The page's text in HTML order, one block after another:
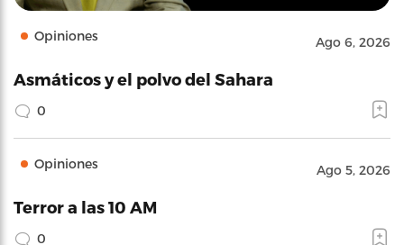
Opiniones Ago 6, 2026
Asmáticos y el polvo del Sahara
0
Opiniones Ago 5, 2026
Terror a las 10 AM
0